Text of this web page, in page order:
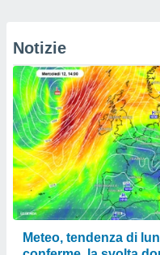
Notizie
Meteo, tendenza di